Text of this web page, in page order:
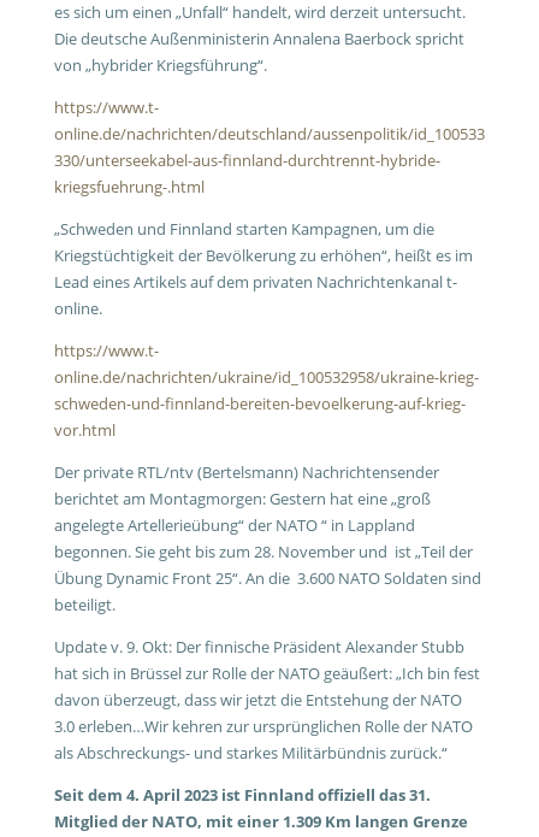
es sich um einen „Unfall“ handelt, wird derzeit untersucht.
Die deutsche Außenministerin Annalena Baerbock spricht
von „hybrider Kriegsführung“.
https://www.t-
online.de/nachrichten/deutschland/aussenpolitik/id_100533
330/unterseekabel-aus-finnland-durchtrennt-hybride-
kriegsfuehrung-.html
„Schweden und Finnland starten Kampagnen, um die
Kriegstüchtigkeit der Bevölkerung zu erhöhen“, heißt es im
Lead eines Artikels auf dem privaten Nachrichtenkanal t-
online.
https://www.t-
online.de/nachrichten/ukraine/id_100532958/ukraine-krieg-
schweden-und-finnland-bereiten-bevoelkerung-auf-krieg-
vor.html
Der private RTL/ntv (Bertelsmann) Nachrichtensender
berichtet am Montagmorgen: Gestern hat eine „groß
angelegte Artellerieübung“ der NATO “ in Lappland
begonnen. Sie geht bis zum 28. November und ist „Teil der
Übung Dynamic Front 25“. An die 3.600 NATO Soldaten sind
beteiligt.
Update v. 9. Okt: Der finnische Präsident Alexander Stubb
hat sich in Brüssel zur Rolle der NATO geäußert: „Ich bin fest
davon überzeugt, dass wir jetzt die Entstehung der NATO
3.0 erleben…Wir kehren zur ursprünglichen Rolle der NATO
als Abschreckungs- und starkes Militärbündnis zurück.“
Seit dem 4. April 2023 ist Finnland offiziell das 31.
Mitglied der NATO, mit einer 1.309 Km langen Grenze